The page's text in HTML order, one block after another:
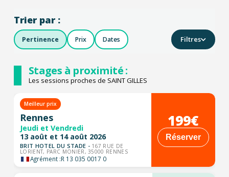
Trier par :
Pertinence Prix Dates Filtres
Stages à proximité :
Les sessions proches de SAINT GILLES
Meilleur prix
Rennes
Jeudi et Vendredi
13 août et 14 août 2026
BRIT HOTEL DU STADE - 167 RUE DE
LORIENT, PARC MONIER, 35000 RENNES
Agrément :R 13 035 0017 0
199€
Réserver